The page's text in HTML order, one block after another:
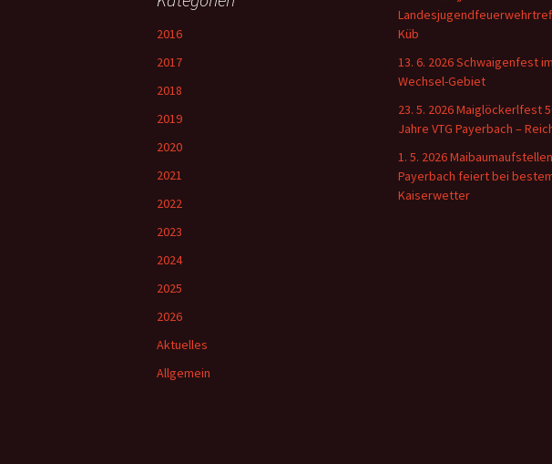
Küb
13. 6. 2026 Schwaigenfest im
Wechsel-Gebiet
23. 5. 2026 Maiglöckerlfest
Jahre VTG Payerbach –
1. 5. 2026
Payerbach feiert bei
Kaiserwetter
2016
2017
2018
2019
2020
2021
2022
2023
2024
2025
2026
Aktuelles
Allgemein